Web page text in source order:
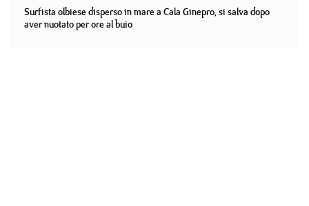
Surfista olbiese disperso in mare a Cala Ginepro, si salva dopo
aver nuotato per ore al buio